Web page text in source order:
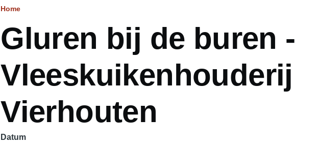
Home
Gluren bij de buren -
Vleeskuikenhouderij
Vierhouten
Datum